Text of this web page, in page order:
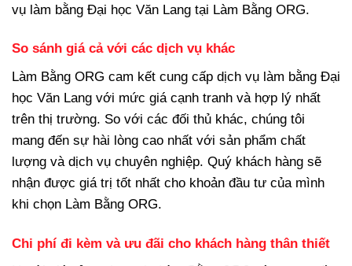
vụ làm bằng Đại học Văn Lang tại Làm Bằng ORG.
So sánh giá cả với các dịch vụ khác
Làm Bằng ORG cam kết cung cấp dịch vụ làm bằng Đại
học Văn Lang với mức giá cạnh tranh và hợp lý nhất
trên thị trường. So với các đối thủ khác, chúng tôi
mang đến sự hài lòng cao nhất với sản phẩm chất
lượng và dịch vụ chuyên nghiệp. Quý khách hàng sẽ
nhận được giá trị tốt nhất cho khoản đầu tư của mình
khi chọn Làm Bằng ORG.
Chi phí đi kèm và ưu đãi cho khách hàng thân thiết